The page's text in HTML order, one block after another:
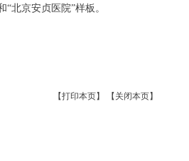
北京安贞医院”样板。
【打印本页】
【关闭本页】